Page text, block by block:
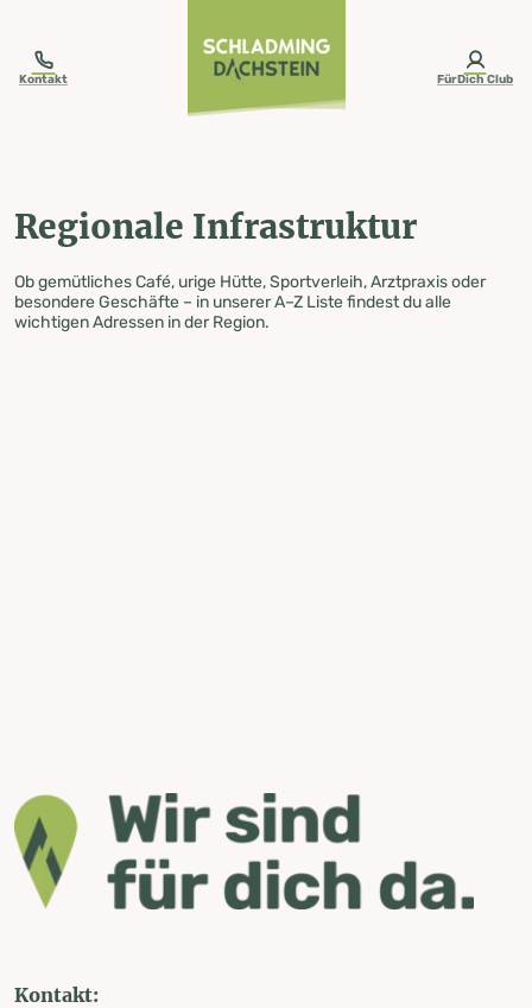
Kontakt FürDich Club
Regionale Infrastruktur
Ob gemütliches Café, urige Hütte, Sportverleih, Arztpraxis oder
besondere Geschäfte – in unserer A–Z Liste findest du alle
wichtigen Adressen in der Region.
Kontakt: